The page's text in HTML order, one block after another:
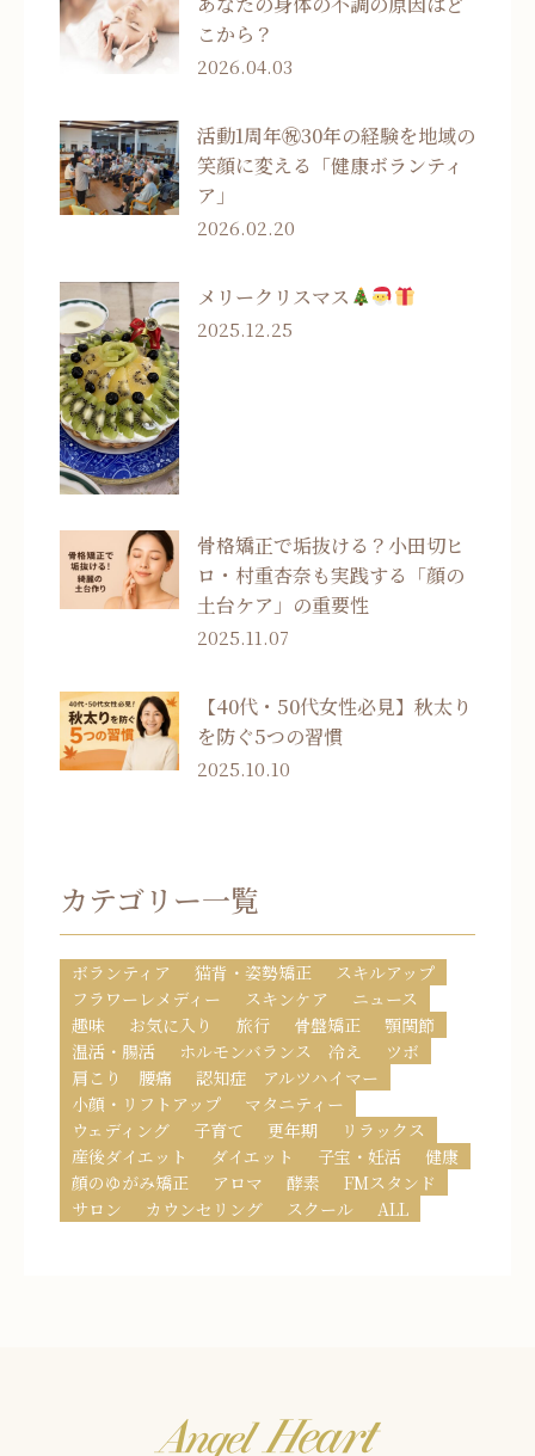
こから？
2026.04.03
活動1周年㊗30年の経験を地域の
笑顔に変える「健康ボランティ
ア」
2026.02.20
メリークリスマス
2025.12.25
骨格矯正で垢抜ける？小田切ヒ
ロ・村重杏奈も実践する「顔の
土台ケア」の重要性
2025.11.07
【40代・50代女性必見】秋太り
を防ぐ5つの習慣
2025.10.10
カテゴリー一覧
ボランティア 猫背・姿勢矯正
スキルアップ
フラワーレメディー
スキンケア
ニュース
趣味
お気に入り 旅行 骨盤矯正
顎関節
温活・腸活
ホルモンバランス 冷え
ツボ
肩こり 腰痛
認知症 アルツハイマー
小顔・リフトアップ
マタニティー
ウェディング
子育て 更年期
リラックス
産後ダイエット
ダイエット 子宝・妊活
健康
顔のゆがみ矯正
アロマ 酵素
FMスタンド
サロン
カウンセリング スクール ALL